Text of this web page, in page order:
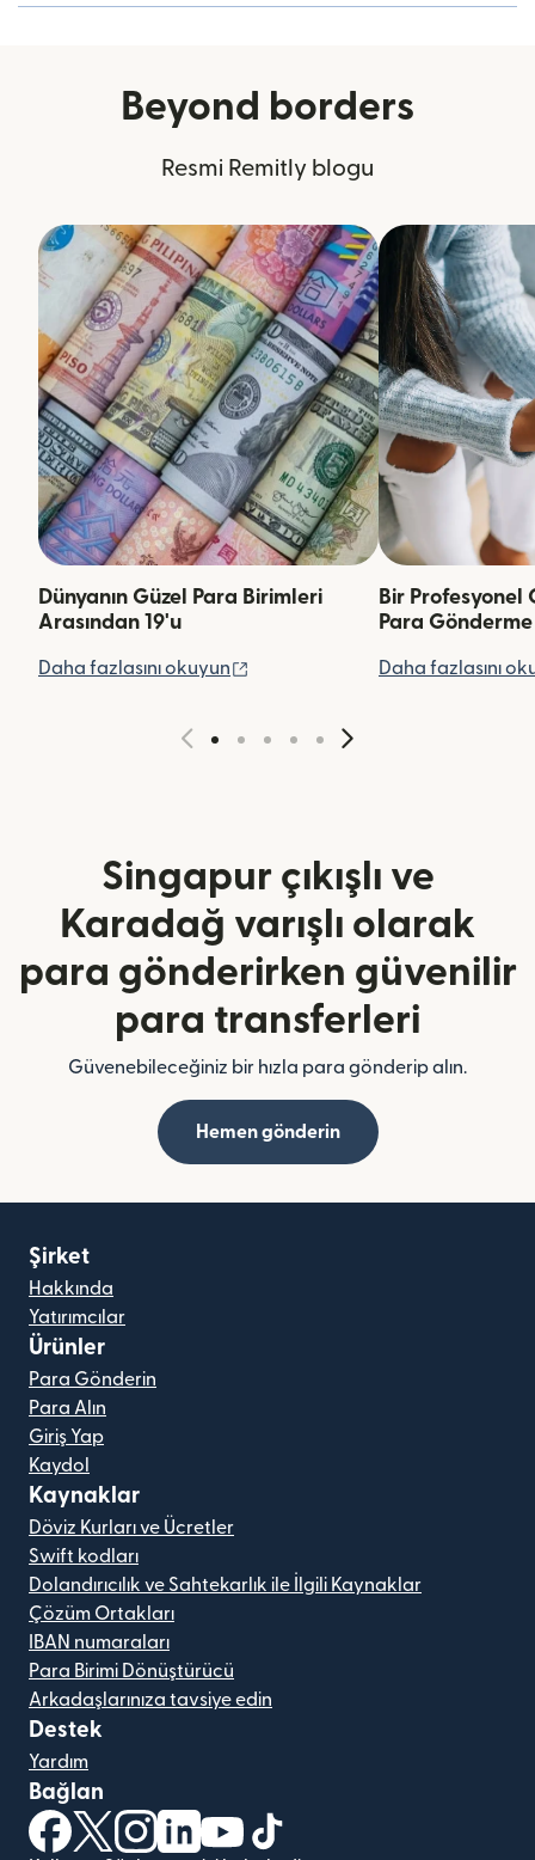
Beyond borders
Resmi Remitly blogu
Dünyanın Güzel Para Birimleri
Arasından 19'u
Daha fazlasını okuyun (yeni pencerede açılır)
Bir Profesyonel
Para Gönderme
Daha fazlasını
Singapur çıkışlı ve
Karadağ varışlı olarak
para gönderirken güvenilir
para transferleri
Güvenebileceğiniz bir hızla para gönderip alın.
Hemen gönderin
Şirket
Hakkında
Yatırımcılar
Ürünler
Para Gönderin
Para Alın
Giriş Yap
Kaydol
Kaynaklar
Döviz Kurları ve Ücretler
Swift kodları
Dolandırıcılık ve Sahtekarlık ile İlgili Kaynaklar
Çözüm Ortakları
IBAN numaraları
Para Birimi Dönüştürücü
Arkadaşlarınıza tavsiye edin
Destek
Yardım
Bağlan
(yeni pencerede açılır)
(yeni pencerede açılır)
(yeni pencerede açılır)
(yeni pencerede açılır)
(yeni pencerede açılır)